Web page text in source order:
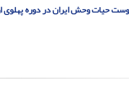
حیات وحش ایران در دوره پهلوی